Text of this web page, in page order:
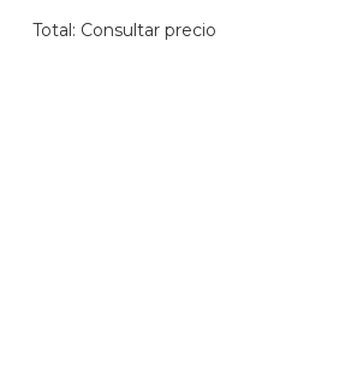
Total: Consultar precio